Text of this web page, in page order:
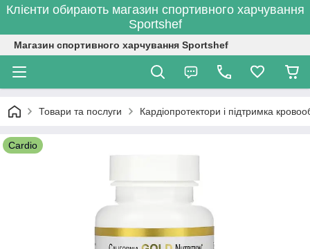
Клієнти обирають магазин спортивного харчування
Sportshef
Магазин спортивного харчування Sportshef
Товари та послуги Кардіопротектори і підтримка
Cardio